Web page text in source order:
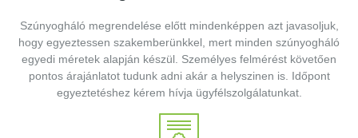
Szúnyogháló megrendelése előtt mindenképpen azt javasoljuk,
hogy egyeztessen szakemberünkkel, mert minden szúnyogháló
egyedi méretek alapján készül. Személyes felmérést követően
pontos árajánlatot tudunk adni akár a helyszinen is. Időpont
egyeztetéshez kérem hívja ügyfélszolgálatunkat.